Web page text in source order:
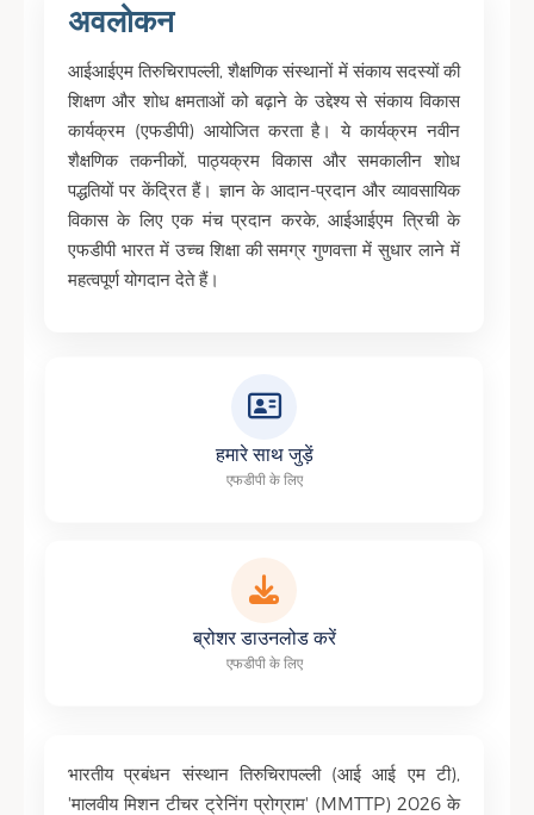
अवलोकन
आईआईएम तिरुचिरापल्ली, शैक्षणिक संस्थानों में संकाय सदस्यों की
शिक्षण और शोध क्षमताओं को बढ़ाने के उद्देश्य से संकाय विकास
कार्यक्रम (एफडीपी) आयोजित करता है। ये कार्यक्रम नवीन
शैक्षणिक तकनीकों, पाठ्यक्रम विकास और समकालीन शोध
पद्धतियों पर केंद्रित हैं। ज्ञान के आदान-प्रदान और व्यावसायिक
विकास के लिए एक मंच प्रदान करके, आईआईएम त्रिची के
एफडीपी भारत में उच्च शिक्षा की समग्र गुणवत्ता में सुधार लाने में
महत्वपूर्ण योगदान देते हैं।
हमारे साथ जुड़ें
एफडीपी के लिए
ब्रोशर डाउनलोड करें
एफडीपी के लिए
भारतीय प्रबंधन संस्थान तिरुचिरापल्ली (आई आई एम टी),
'मालवीय मिशन टीचर ट्रेनिंग प्रोग्राम' (MMTTP) 2026 के